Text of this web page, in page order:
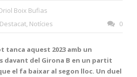
Boix Bufias
Destacat, Notícies 0
tanca aquest 2023 amb un
del Girona B en un partit
el fa baixar al segon lloc. Un duel